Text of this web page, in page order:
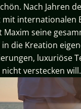
Nach Jahren
internationalen
seine
die Kreation
luxuriöse
verstecken will.